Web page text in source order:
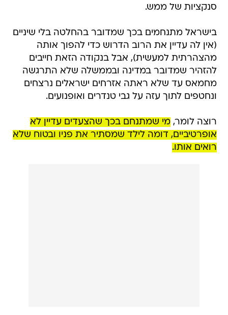
סנקציות של ממש.
בישראל מתנחמים בכך שמדובר בהחלטה בלי שיניים
(אין לה עדיין את הרוב הדרוש כדי להפוך אותה
מהצהרתית למעשית), אבל בנקודה הזאת חייבים
להזהיר שמדובר במדינה ובממשלה שלא התרגשה
מחמאס עד שלא ראתה אזרחים ישראלים נרצחים
ונחטפים לתוך עזה על גבי טנדרים ואופנועים.
רוצה לומר,מי שמתנחם בכך שהצעדים עדיין לא
אופרטיביים, דומה לילד שמסתיר את פניו ובטוח שלא
רואים אותו.